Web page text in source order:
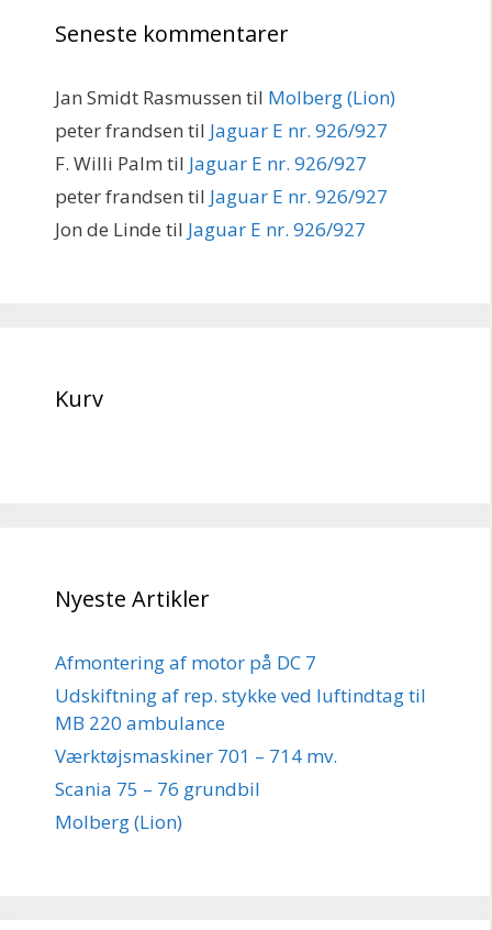
Seneste kommentarer
Jan Smidt Rasmussen til Molberg (Lion)
peter frandsen til Jaguar E nr. 926/927
F. Willi Palm til Jaguar E nr. 926/927
peter frandsen til Jaguar E nr. 926/927
Jon de Linde til Jaguar E nr. 926/927
Kurv
Nyeste Artikler
Afmontering af motor på DC 7
Udskiftning af rep. stykke ved luftindtag til
MB 220 ambulance
Værktøjsmaskiner 701 – 714 mv.
Scania 75 – 76 grundbil
Molberg (Lion)